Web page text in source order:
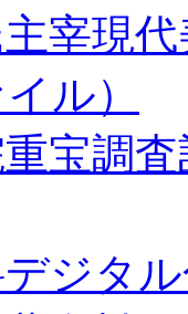
宰現
ル）
宝調
ジタ